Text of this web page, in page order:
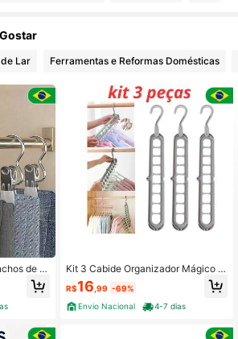
Seguidores
Seguidores
Seguidores
Seguidores
Seguidores
Lar Ferramentas e Reformas Domésticas
de C
Kit 3 Cabide Organizador Mágico M
ultifuncional 9 Furos
R$16 ,99 -69%
Envio Nacional
4-7 dias